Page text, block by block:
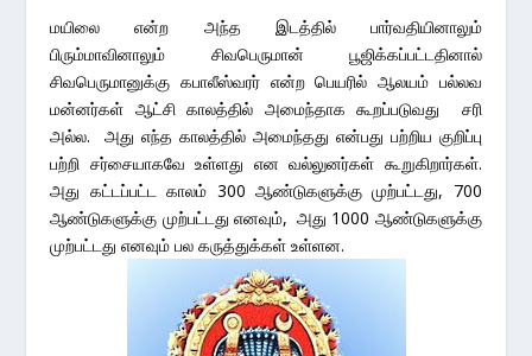
மயிலை என்ற அந்த இடத்தில் பார்வதியினாலும்
பிரும்மாவினாலும் சிவபெருமான் பூஜிக்கப்பட்டதினால்
சிவபெருமானுக்கு கபாலீஸ்வரர் என்ற பெயரில் ஆலயம் பல்லவ
மன்னர்கள் ஆட்சி காலத்தில் அமைந்தாக கூறப்படுவது சரி
அல்ல. அது எந்த காலத்தில் அமைந்தது என்பது பற்றிய குறிப்பு
பற்றி சர்சையாகவே உள்ளது என வல்லுனர்கள் கூறுகிறார்கள்.
அது கட்டப்பட்ட காலம் 300 ஆண்டுகளுக்கு முற்பட்டது, 700
ஆண்டுகளுக்கு முற்பட்டது எனவும், அது 1000 ஆண்டுகளுக்கு
முற்பட்டது எனவும் பல கருத்துக்கள் உள்ளன.